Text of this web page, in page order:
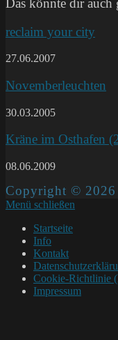
Das könnte dir auch
reclaim your city
27.06.2007
Novemberleuchten
30.03.2005
Kräne im Osthafen
08.06.2009
Copyright © 2026
Menü schließen
Startseite
Info
Kontakt
Cookie-Richtlinie
Impressum